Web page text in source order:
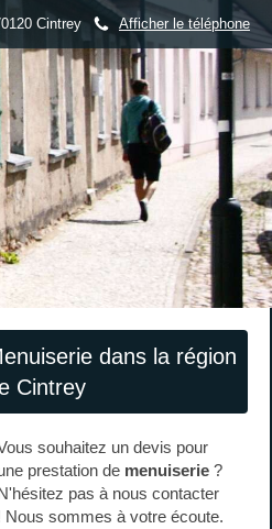
Afficher le téléphone
Cintrey
dans la région
Cintrey
souhaitez un devis pour
prestation de menuiserie ?
pas à nous contacter
Nous sommes à votre écoute.